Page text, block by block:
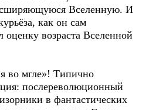
Вселенную. И
как он сам
оценку возраста Вселенной
во мгле»! Типично
послереволюционный
в фантастических